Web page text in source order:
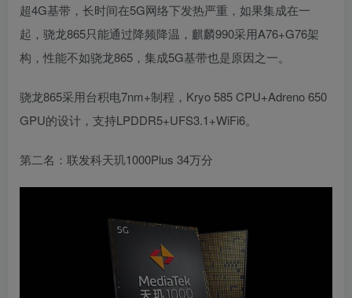
超4G基带，长时间在5G网络下发热严重，如果集成在一
起，骁龙865只能通过降频降温，麒麟990采用A76+G76架
构，性能不如骁龙865，集成5G基带也是原因之一。
骁龙865采用台积电7nm+制程，Kryo 585 CPU+Adreno 650
GPU的设计，支持LPDDR5+UFS3.1+WiFi6。
第二名：联发科天玑1000Plus 34万分